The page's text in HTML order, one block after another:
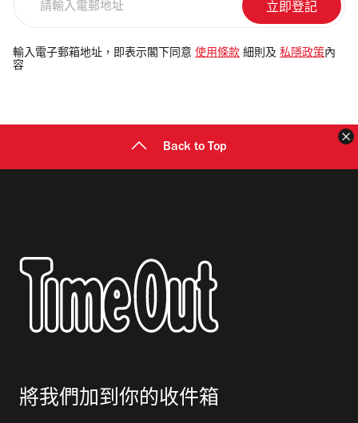
電
郵
輸入電子郵箱地址，即表示閣下同意 使用條款 細則及 私隱政策 內
容
Back to Top
將我們加到你的收件箱